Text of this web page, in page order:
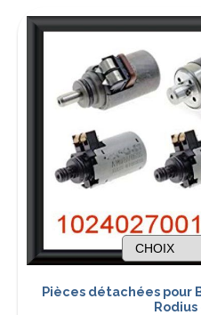
Pièces détachées pour
Rodius